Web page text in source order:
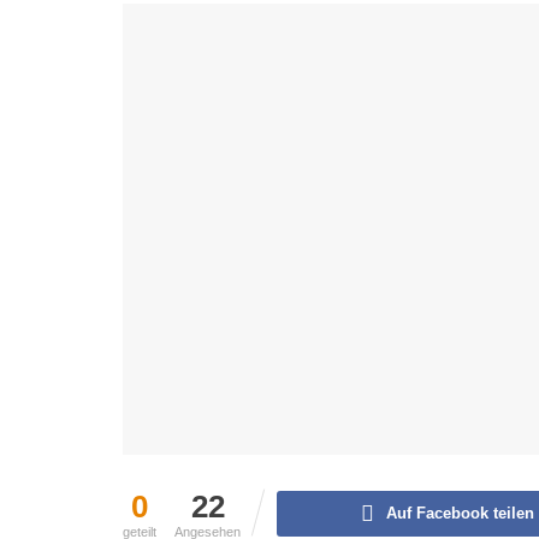
0
geteilt
22
Angesehen
Auf Facebook teilen